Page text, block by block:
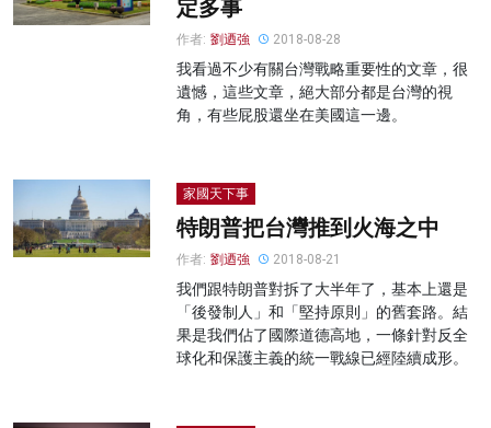
定多事
作者: 劉迺強 2018-08-28
我看過不少有關台灣戰略重要性的文章，很
遺憾，這些文章，絕大部分都是台灣的視
角，有些屁股還坐在美國這一邊。
家國天下事
特朗普把台灣推到火海之中
作者: 劉迺強 2018-08-21
我們跟特朗普對拆了大半年了，基本上還是
「後發制人」和「堅持原則」的舊套路。結
果是我們佔了國際道德高地，一條針對反全
球化和保護主義的統一戰線已經陸續成形。